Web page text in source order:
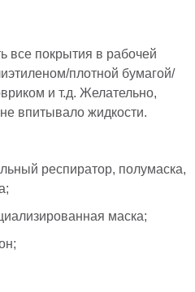
все покрытия в рабочей
плотной бумагой/
и т.д. Желательно,
впитывало жидкости.
респиратор, полумаска,
маска;